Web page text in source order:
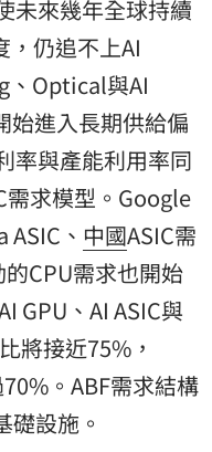
未來幾年全球持續
，仍追不上AI
、Optical與AI
始進入長期供給偏
率與產能利用率同
需求模型。Google
、 中國ASIC需
CPU需求也開始
GPU、AI ASIC與
將接近75%，
。ABF需求結構
礎設施。